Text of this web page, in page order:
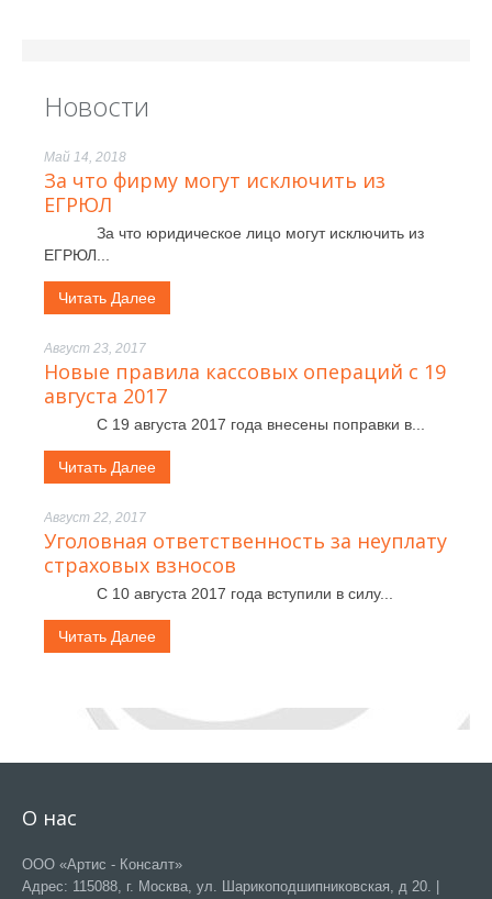
Новости
Май 14, 2018
За что фирму могут исключить из
ЕГРЮЛ
За что юридическое лицо могут исключить из
ЕГРЮЛ...
Читать Далее
Август 23, 2017
Новые правила кассовых операций с 19
августа 2017
С 19 августа 2017 года внесены поправки в...
Читать Далее
Август 22, 2017
Уголовная ответственность за неуплату
страховых взносов
С 10 августа 2017 года вступили в силу...
Читать Далее
О нас
ООО «Артис - Консалт»
Адрес: 115088, г. Москва, ул. Шарикоподшипниковская, д 20. |